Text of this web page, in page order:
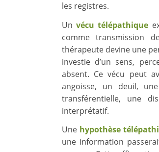
les registres.
Unvécu télépathique
comme transmission
thérapeute devine une
investie d’un sens,
absent. Ce vécu peut
angoisse, un deuil,
transférentielle, une
interprétatif.
Une hypothèse
une information